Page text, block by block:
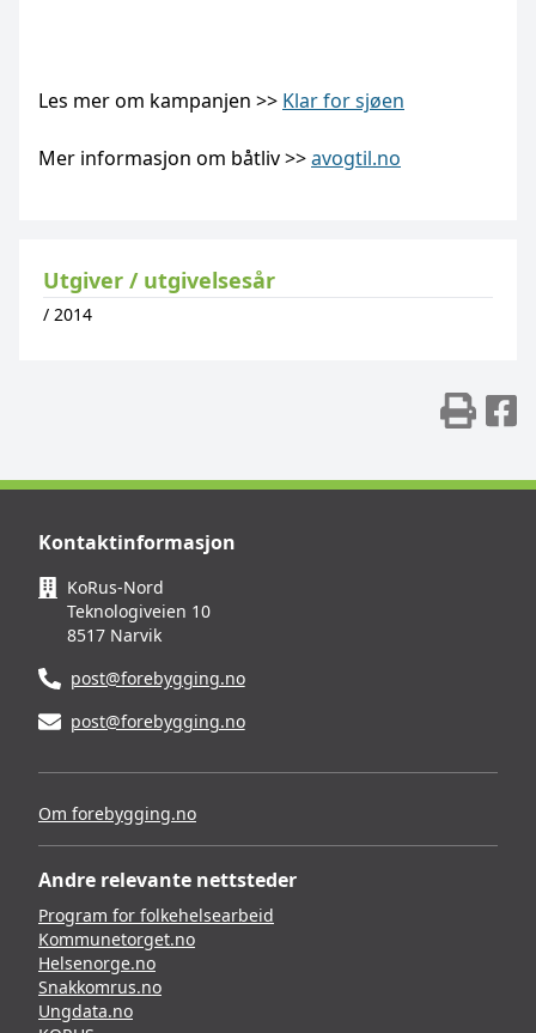
Les mer om kampanjen >> Klar for sjøen
Mer informasjon om båtliv >>avogtil.no
Utgiver / utgivelsesår
/ 2014
Kontaktinformasjon
KoRus-Nord
Teknologiveien 10
8517 Narvik
post@forebygging.no
post@forebygging.no
Om forebygging.no
Andre relevante nettsteder
Program for folkehelsearbeid
Kommunetorget.no
Helsenorge.no
Snakkomrus.no
Ungdata.no